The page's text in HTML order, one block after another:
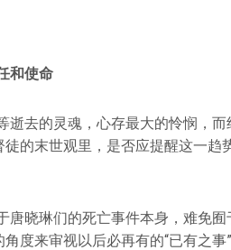
和使命
逝去的灵魂，心存最大的怜悯，而
徒的末世观里，是否应提醒这一
唐晓琳们的死亡事件本身，难免
角度来审视以后必再有的“已有之